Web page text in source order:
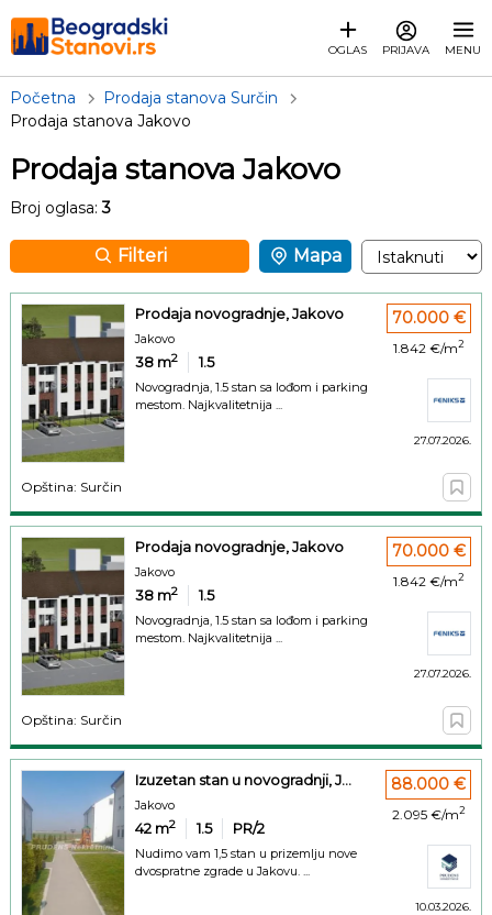
OGLAS PRIJAVA MENU
Početna
Prodaja stanova Surčin
Prodaja stanova Jakovo
Prodaja stanova Jakovo
Broj oglasa:3
Filteri Mapa
Prodaja novogradnje, Jakovo
Jakovo
38 m2 1.5
Novogradnja, 1.5 stan sa lođom i parking
mestom. Najkvalitetnija ...
70.000 €
1.842 €/m2
27.07.2026.
Opština: Surčin
Prodaja novogradnje, Jakovo
Jakovo
38 m2 1.5
Novogradnja, 1.5 stan sa lođom i parking
mestom. Najkvalitetnija ...
70.000 €
1.842 €/m2
27.07.2026.
Opština: Surčin
Izuzetan stan u novogradnji, J...
Jakovo
42 m2 1.5 PR/2
Nudimo vam 1,5 stan u prizemlju nove
dvospratne zgrade u Jakovu. ...
88.000 €
2.095 €/m2
10.03.2026.